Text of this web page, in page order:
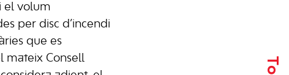
el volum
per disc d’incendi
que es
mateix Consell